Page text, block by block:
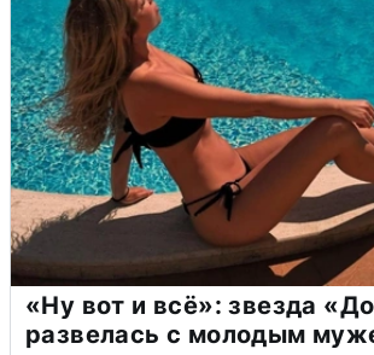
«Ну вот и всё»: звезда
развелась с молодым